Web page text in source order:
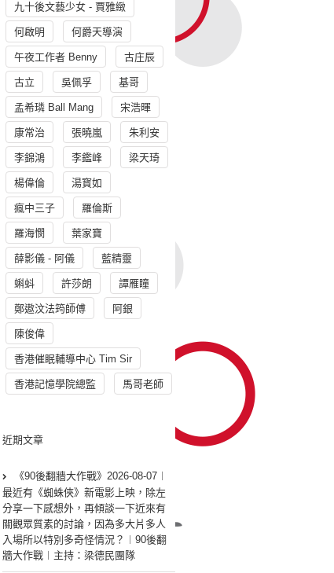
九十後文藝少女 - 賈雅緻
何啟明 何爵天導演
午夜工作者 Benny 古庄辰
古立 吳佩孚 基哥
孟希璘 Ball Mang 宋浩暉
康常治 張曉嵐 朱利安
李錦鴻 李鑑峰 梁天琦
楊偉倫 湯寳如
瘋中三子 羅倫斯
羅海憫 葉家寶
薛影儀 - 阿儀 藍精靈
蝌蚪 許莎朗 譚雁瞳
鄭遨汶法筠師傅 阿銀
陳俊偉
香港催眠輔導中心 Tim Sir
香港記憶學院總監 馬哥老師
近期文章
《90後翻牆大作戰》2026-08-07︱
最近有《蜘蛛俠》新電影上映，除左
分享一下感想外，再傾談一下近來有
關觀眾質素的討論，因為多大片多人
入場所以特別多奇怪情況？︱90後翻
牆大作戰︱主持：梁德民團隊